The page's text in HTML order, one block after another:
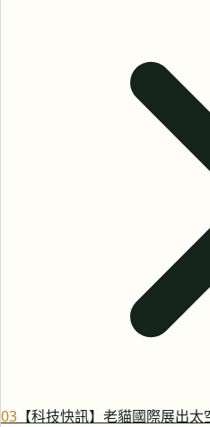
03 【科技快訊】老貓國際展出